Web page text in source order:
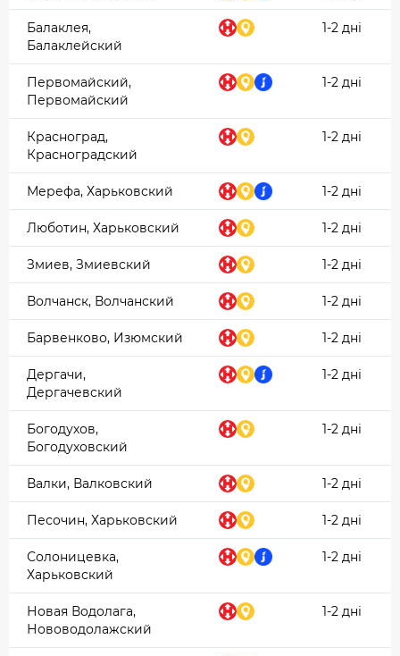
Балаклея,
Балаклейский
1-2 дні
Первомайский,
Первомайский
1-2 дні
Красноград,
Красноградский
1-2 дні
Мерефа, Харьковский 1-2 дні
Люботин, Харьковский 1-2 дні
Змиев, Змиевский 1-2 дні
Волчанск, Волчанский 1-2 дні
Барвенково, Изюмский 1-2 дні
Дергачи,
Дергачевский
1-2 дні
Богодухов,
Богодуховский
1-2 дні
Валки, Валковский 1-2 дні
Песочин, Харьковский 1-2 дні
Солоницевка,
Харьковский
1-2 дні
Новая Водолага,
Нововодолажский
1-2 дні